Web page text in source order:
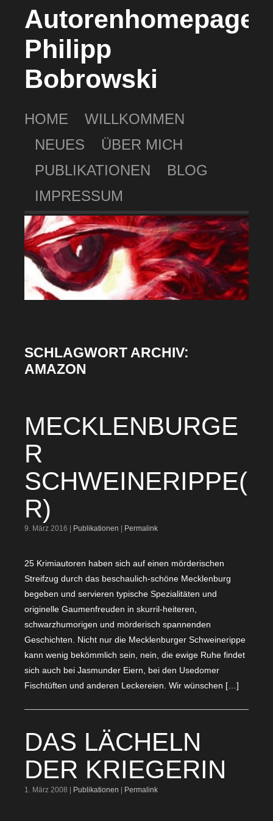
Autorenhomepage
Philipp
Bobrowski
HOME
WILLKOMMEN
NEUES
ÜBER MICH
PUBLIKATIONEN
BLOG
IMPRESSUM
SCHLAGWORT ARCHIV:
AMAZON
MECKLENBURGE
R
SCHWEINERIPPE(
R)
9. März 2016 | Publikationen Permalink
25 Krimiautoren haben sich auf einen mörderischen
Streifzug durch das beschaulich-schöne Mecklenburg
begeben und servieren typische Spezialitäten und
originelle Gaumenfreuden in skurril-heiteren,
schwarzhumorigen und mörderisch spannenden
Geschichten. Nicht nur die Mecklenburger Schweinerippe
kann wenig bekömmlich sein, nein, die ewige Ruhe findet
sich auch bei Jasmunder Eiern, bei den Usedomer
Fischtüften und anderen Leckereien. Wir wünschen […]
DAS LÄCHELN
DER KRIEGERIN
1. März 2008 | Publikationen Permalink